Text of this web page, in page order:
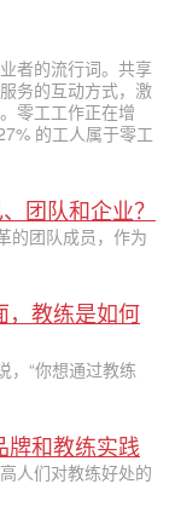
者的流行词。共享
务的互动方式，激
零工工作正在增
的工人属于零工
团队和企业？
的团队成员，作为
，教练是如何
，“你想通过教练
牌和教练实践
人们对教练好处的